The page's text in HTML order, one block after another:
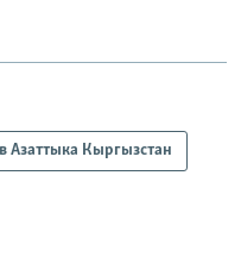
Азаттыка Кыргызстан